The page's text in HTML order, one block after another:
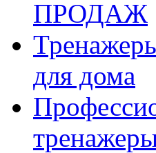
ПРОДАЖ
для дома